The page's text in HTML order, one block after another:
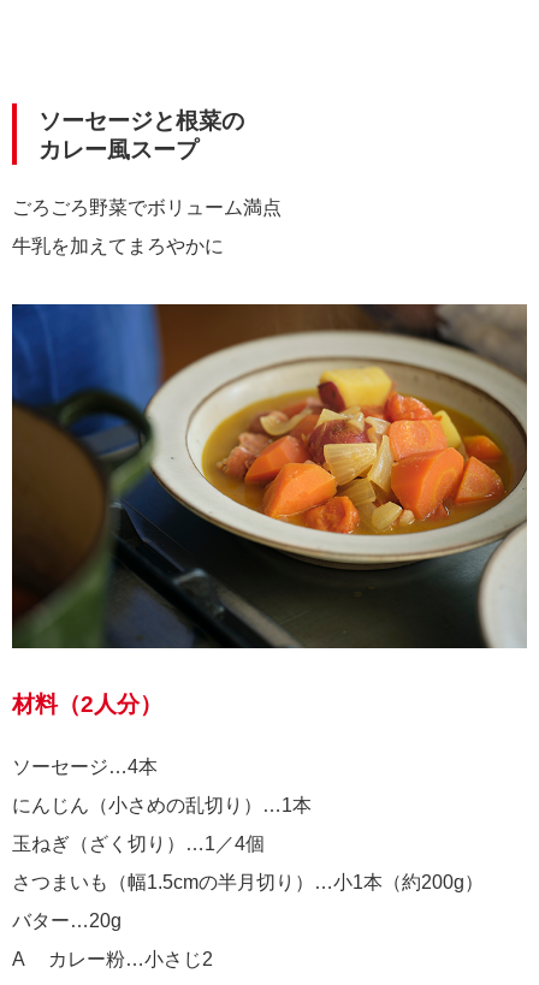
ソーセージと根菜の
カレー風スープ
ごろごろ野菜でボリューム満点
牛乳を加えてまろやかに
材料（2人分）
ソーセージ…4本
にんじん（小さめの乱切り）…1本
玉ねぎ（ざく切り）…1／4個
さつまいも（幅1.5cmの半月切り）…小1本（約200g）
バター…20g
A カレー粉…小さじ2